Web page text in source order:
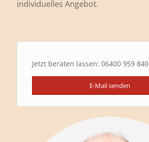
individuelles Angebot.
Jetzt beraten lassen: 06400 959 840
E-Mail senden